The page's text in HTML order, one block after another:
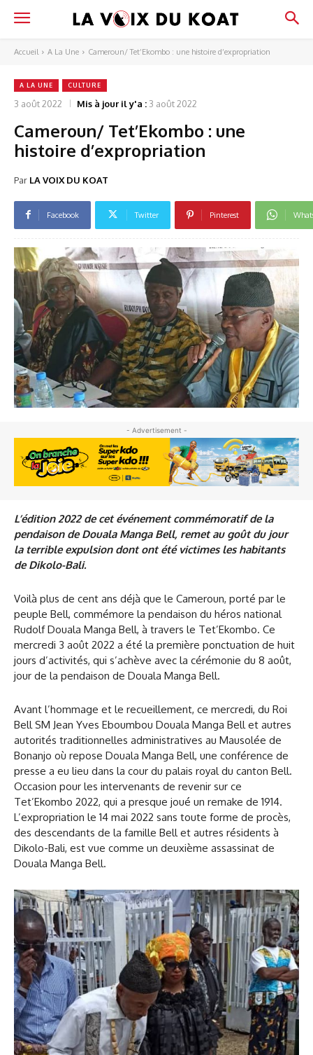
Accueil A La Une Cameroun/ Tet’Ekombo : une histoire d’expropriation
A LA UNE CULTURE
3 août 2022 Mis à jour il y'a : 3 août 2022
Cameroun/ Tet’Ekombo : une
histoire d’expropriation
Par LA VOIX DU KOAT
Facebook Twitter Pinterest
- Advertisement -
L’édition 2022 de cet événement commémoratif de la
pendaison de Douala Manga Bell, remet au goût du jour
la terrible expulsion dont ont été victimes les habitants
de Dikolo-Bali.
Voilà plus de cent ans déjà que le Cameroun, porté par le
peuple Bell, commémore la pendaison du héros national
Rudolf Douala Manga Bell, à travers le Tet’Ekombo. Ce
mercredi 3 août 2022 a été la première ponctuation de huit
jours d’activités, qui s’achève avec la cérémonie du 8 août,
jour de la pendaison de Douala Manga Bell.
Avant l’hommage et le recueillement, ce mercredi, du Roi
Bell SM Jean Yves Eboumbou Douala Manga Bell et autres
autorités traditionnelles administratives au Mausolée de
Bonanjo où repose Douala Manga Bell, une conférence de
presse a eu lieu dans la cour du palais royal du canton Bell.
Occasion pour les intervenants de revenir sur ce
Tet’Ekombo 2022, qui a presque joué un remake de 1914.
L’expropriation le 14 mai 2022 sans toute forme de procès,
des descendants de la famille Bell et autres résidents à
Dikolo-Bali, est vue comme un deuxième assassinat de
Douala Manga Bell.